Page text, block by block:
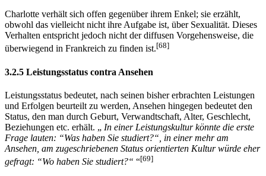
Charlotte verhält sich offen gegenüber ihrem Enkel; sie erzählt,
obwohl das vielleicht nicht ihre Aufgabe ist, über Sexualität. Dieses
Verhalten entspricht jedoch nicht der diffusen Vorgehensweise, die
überwiegend in Frankreich zu finden ist.[68]
3.2.5 Leistungsstatus contra Ansehen
Leistungsstatus bedeutet, nach seinen bisher erbrachten Leistungen
und Erfolgen beurteilt zu werden, Ansehen hingegen bedeutet den
Status, den man durch Geburt, Verwandtschaft, Alter, Geschlecht,
Beziehungen etc. erhält. „ In einer Leistungskultur könnte die erste
Frage lauten: “Was haben Sie studiert?“, in einer mehr am
Ansehen, am zugeschriebenen Status orientierten Kultur würde eher
gefragt: “Wo haben Sie studiert?“ “[69]